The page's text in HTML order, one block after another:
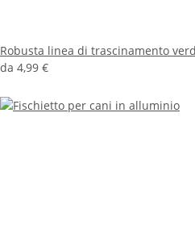
Robusta linea di trascinamento
da 4,99 €